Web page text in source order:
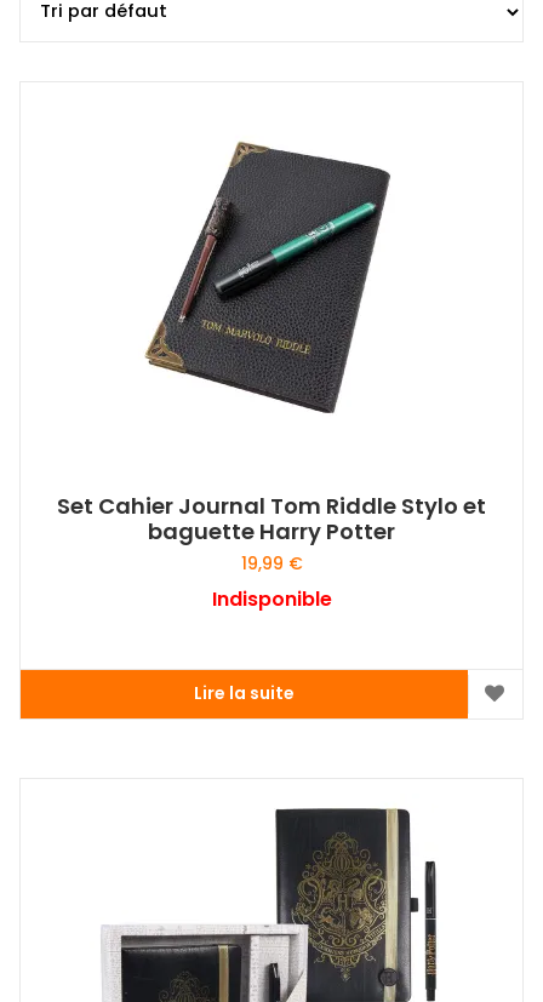
Set Cahier Journal Tom Riddle Stylo et
baguette Harry Potter
19,99 €
Indisponible
Lire la suite